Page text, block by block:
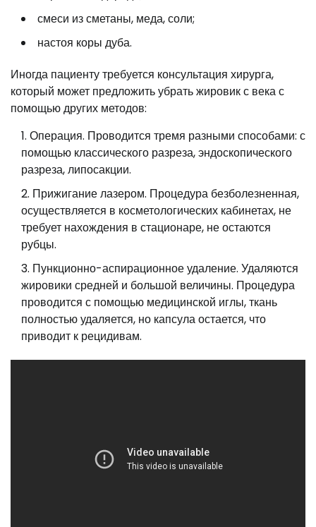
смеси из сметаны, меда, соли;
настоя коры дуба.
Иногда пациенту требуется консультация хирурга,
который может предложить убрать жировик с века с
помощью других методов:
Операция. Проводится тремя разными способами: с
помощью классического разреза, эндоскопического
разреза, липосакции.
Прижигание лазером. Процедура безболезненная,
осуществляется в косметологических кабинетах, не
требует нахождения в стационаре, не остаются
рубцы.
Пункционно-аспирационное удаление. Удаляются
жировики средней и большой величины. Процедура
проводится с помощью медицинской иглы, ткань
полностью удаляется, но капсула остается, что
приводит к рецидивам.